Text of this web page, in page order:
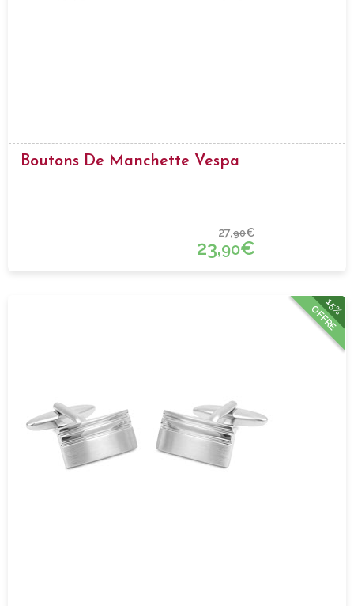
Boutons De Manchette Vespa
27,90€
23,90€
15%
OFFRE